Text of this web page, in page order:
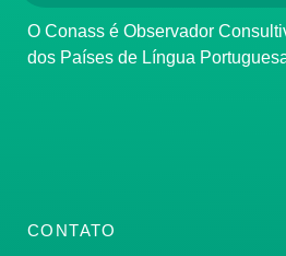
O Conass é Observador Consultivo da Comunidade
dos Países de Língua
CONTATO